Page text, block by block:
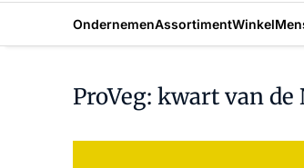
OndernemenAssortimentWinkel
ProVeg: kwart van